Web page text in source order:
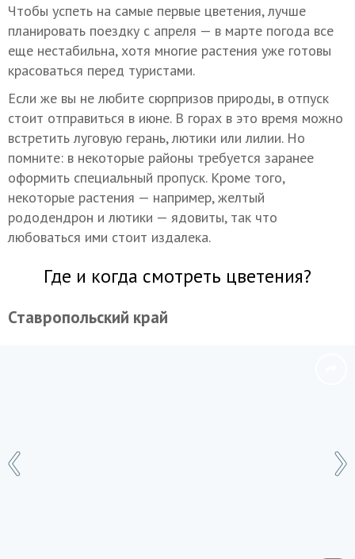
Чтобы успеть на самые первые цветения, лучше
планировать поездку с апреля — в марте погода все
еще нестабильна, хотя многие растения уже готовы
красоваться перед туристами.
Если же вы не любите сюрпризов природы, в отпуск
стоит отправиться в июне. В горах в это время можно
встретить луговую герань, лютики или лилии. Но
помните: в некоторые районы требуется заранее
оформить специальный пропуск. Кроме того,
некоторые растения — например, желтый
рододендрон и лютики — ядовиты, так что
любоваться ими стоит издалека.
Где и когда смотреть цветения?
Ставропольский край